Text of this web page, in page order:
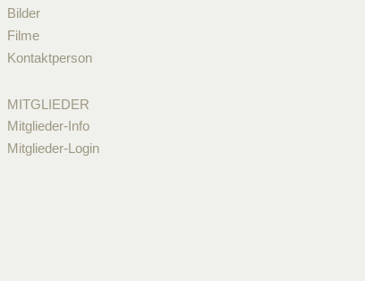
Bilder
Filme
Kontaktperson
MITGLIEDER
Mitglieder-Info
Mitglieder-Login